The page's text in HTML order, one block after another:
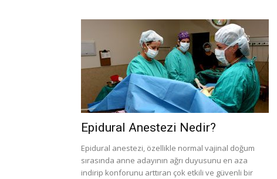
Epidural Anestezi Nedir?
Epidural anestezi, özellikle normal vajinal doğum
sırasında anne adayının ağrı duyusunu en aza
indirip konforunu arttıran çok etkili ve güvenli bir